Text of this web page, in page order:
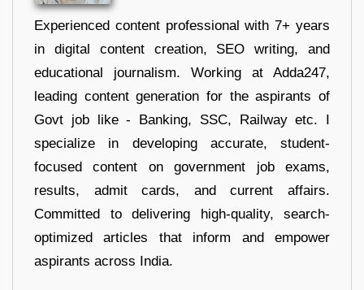
Experienced content professional with 7+ years
in digital content creation, SEO writing, and
educational journalism. Working at Adda247,
leading content generation for the aspirants of
Govt job like - Banking, SSC, Railway etc. I
specialize in developing accurate, student-
focused content on government job exams,
results, admit cards, and current affairs.
Committed to delivering high-quality, search-
optimized articles that inform and empower
aspirants across India.